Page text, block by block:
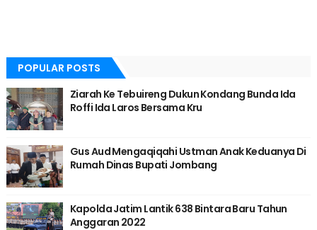
POPULAR POSTS
Ziarah Ke Tebuireng Dukun Kondang Bunda Ida
Roffi Ida Laros Bersama Kru
Gus Aud Mengaqiqahi Ustman Anak Keduanya Di
Rumah Dinas Bupati Jombang
Kapolda Jatim Lantik 638 Bintara Baru Tahun
Anggaran 2022